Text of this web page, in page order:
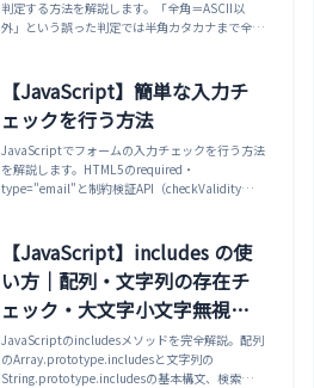
判定する方法を解説します。「全角＝ASCII以
外」という誤った判定では半角カタカナまで全角
定。ひらがな・カタカナ・漢字・全角英数の個別
チェックやフォームバリデーションまで、実行確
認済みのコードでまとめます。
【JavaScript】簡単な入力チ
ェックを行う方法
JavaScriptでフォームの入力チェックを行う方法
を解説します。HTML5のrequired・
type="email"と制約検証API（checkValidity）で
アルタイム検証、aria属性によるアクセシブルな
エラー表示まで実例で紹介します。
【JavaScript】includes の使
い方｜配列・文字列の存在チ
ェック・大文字小文字無視・
indexOf / some との違いまで
解説
JavaScriptのincludesメソッドを完全解説。配列
のArray.prototype.includesと文字列の
String.prototype.includesの基本構文、検索開始